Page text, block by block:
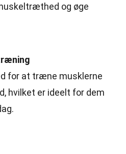
og øge
for at træne musklerne
hvilket er ideelt for dem